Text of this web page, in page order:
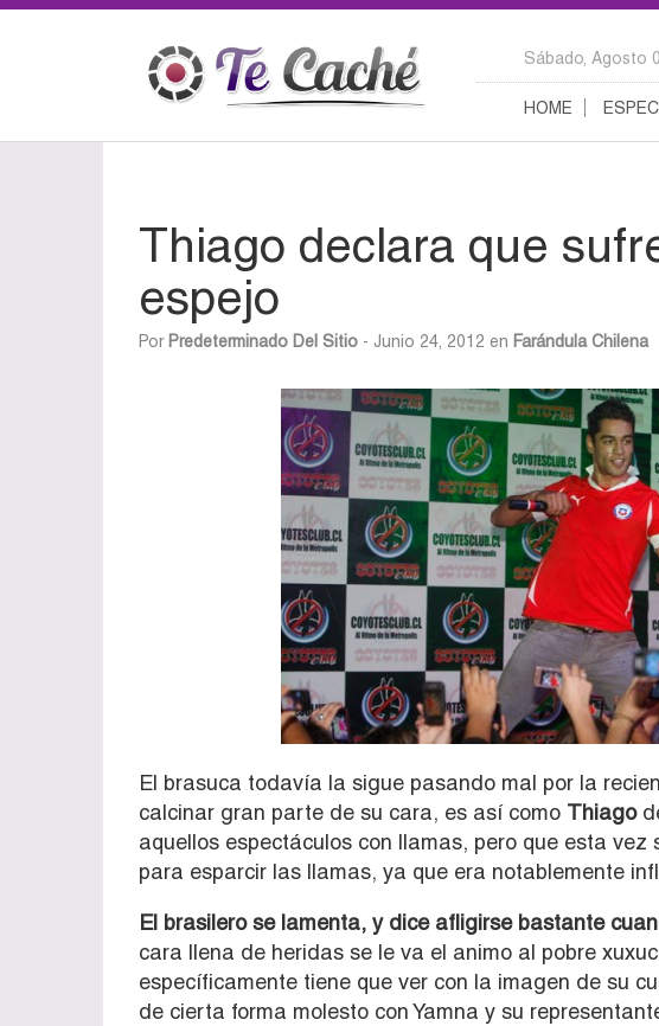
Sábado, Agosto
HOME
Thiago declara que
espejo
Por Predeterminado Del Sitio - Junio 24, 2012 en Farándula Chilena
El brasuca todavía la sigue pasando mal por la
calcinar gran parte de su cara, es así como Thiago
aquellos espectáculos con llamas, pero que esta
para esparcir las llamas, ya que era notablemente
El brasilero se lamenta, y dice afligirse bastante
cara llena de heridas se le va el animo al pobre
específicamente tiene que ver con la imagen de su
de cierta forma molesto con Yamna y su